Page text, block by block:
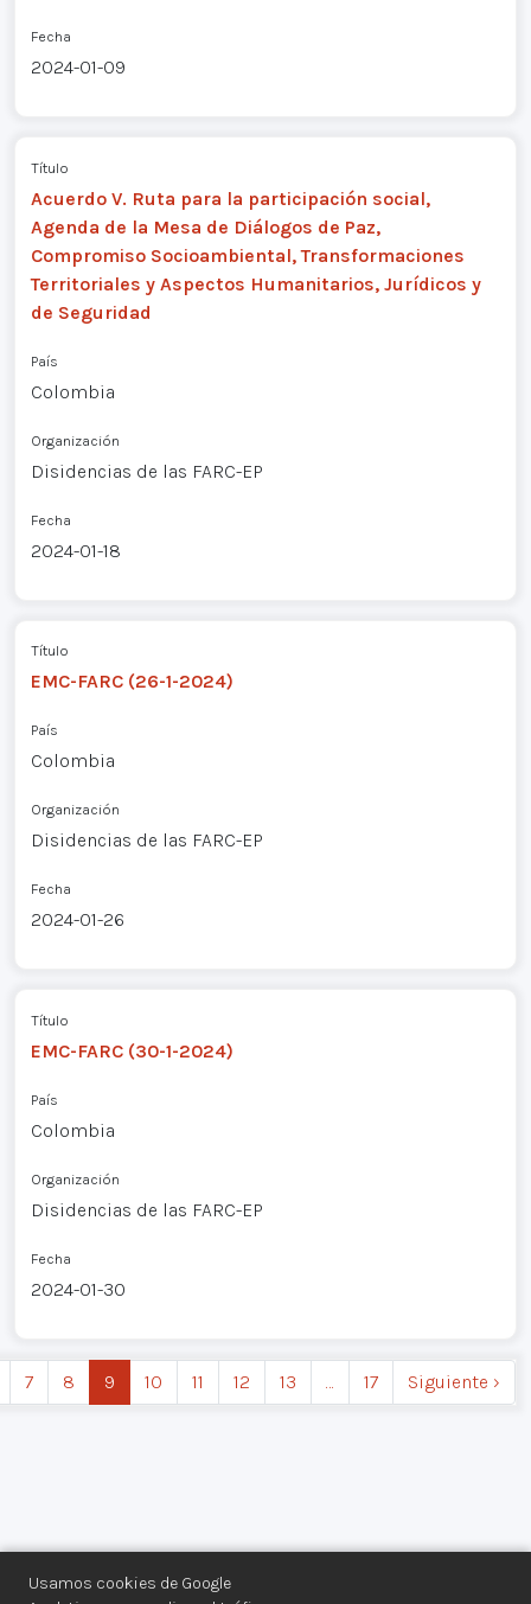
Usamos cookies de Google
Fecha
2024-01-09
Título
Acuerdo V. Ruta para la participación social,
Agenda de la Mesa de Diálogos de Paz,
Compromiso Socioambiental, Transformaciones
Territoriales y Aspectos Humanitarios, Jurídicos y
de Seguridad
País
Colombia
Organización
Disidencias de las FARC-EP
Fecha
2024-01-18
Título
EMC-FARC (26-1-2024)
País
Colombia
Organización
Disidencias de las FARC-EP
Fecha
2024-01-26
Título
EMC-FARC (30-1-2024)
País
Colombia
Organización
Disidencias de las FARC-EP
Fecha
2024-01-30
7 8 9 10 11 12 13 … 17 Siguiente ›